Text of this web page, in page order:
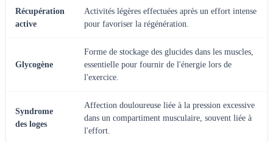
Récupération
active
Activités légères effectuées après un effort intense
pour favoriser la régénération.
Glycogène
Forme de stockage des glucides dans les muscles,
essentielle pour fournir de l'énergie lors de
l'exercice.
Syndrome
des loges
Affection douloureuse liée à la pression excessive
dans un compartiment musculaire, souvent liée à
l'effort.